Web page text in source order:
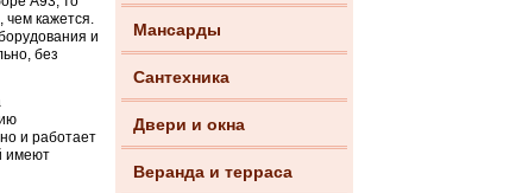
Мансарды
Сантехника
Двери и окна
Веранда и терраса
чем кажется.
и
без
и работает
имеют